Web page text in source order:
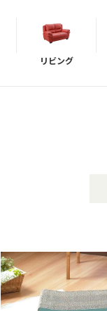
リビング